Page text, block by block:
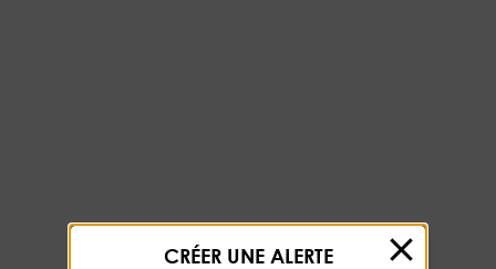
CRÉER UNE ALERTE